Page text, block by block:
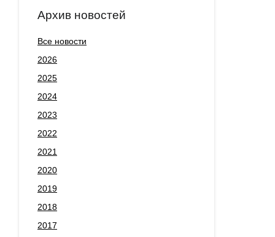
Архив новостей
Все новости
2026
2025
2024
2023
2022
2021
2020
2019
2018
2017